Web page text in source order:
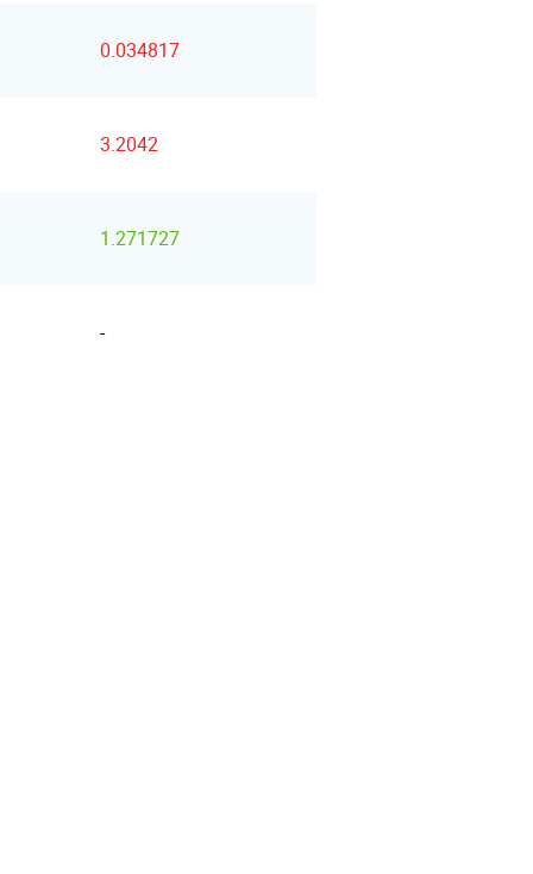
0.034817
3.2042
1.271727
-